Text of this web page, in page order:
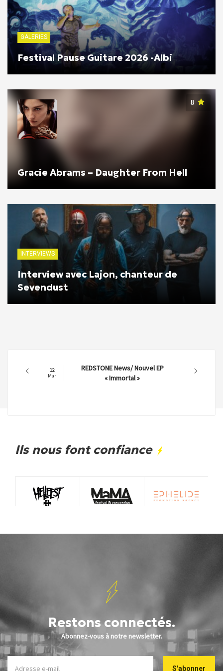
GALERIES
Festival Pause Guitare 2026 -Albi
8
Gracie Abrams – Daughter From Hell
INTERVIEWS
Interview avec Lajon, chanteur de
Sevendust
12
Mar
REDSTONE News/ Nouvel EP
« Immortal »
Ils nous font confiance
Restons connectés.
Abonnez-vous à notre newsletter.